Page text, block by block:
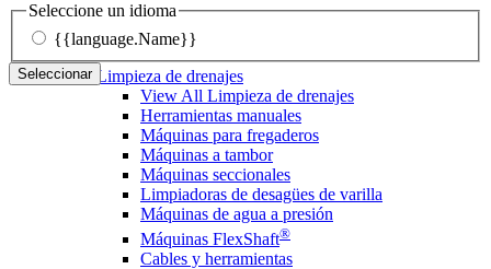
Seleccione un idioma
{{language.Name}}
Seleccionar Limpieza de drenajes
View All Limpieza de drenajes
Herramientas manuales
Máquinas para fregaderos
Máquinas a tambor
Máquinas seccionales
Limpiadoras de desagües de varilla
Máquinas de agua a presión
Máquinas FlexShaft®
Cables y herramientas